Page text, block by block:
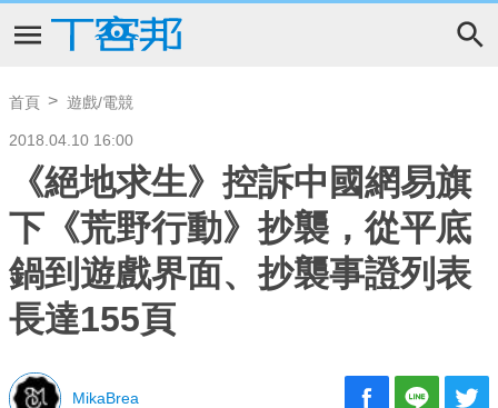
首頁 遊戲/電競
2018.04.10 16:00
《絕地求生》控訴中國網易旗
下《荒野行動》抄襲，從平底
鍋到遊戲界面、抄襲事證列表
長達155頁
MikaBrea